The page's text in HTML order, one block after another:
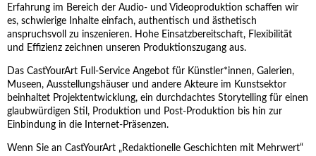
Erfahrung im Bereich der Audio- und Videoproduktion schaffen wir
es, schwierige Inhalte einfach, authentisch und ästhetisch
anspruchsvoll zu inszenieren. Hohe Einsatzbereitschaft, Flexibilität
und Effizienz zeichnen unseren Produktionszugang aus.
Das CastYourArt Full-Service Angebot für Künstler*innen, Galerien,
Museen, Ausstellungshäuser und andere Akteure im Kunstsektor
beinhaltet Projektentwicklung, ein durchdachtes Storytelling für einen
glaubwürdigen Stil, Produktion und Post-Produktion bis hin zur
Einbindung in die Internet-Präsenzen.
Wenn Sie an CastYourArt „Redaktionelle Geschichten mit Mehrwert“